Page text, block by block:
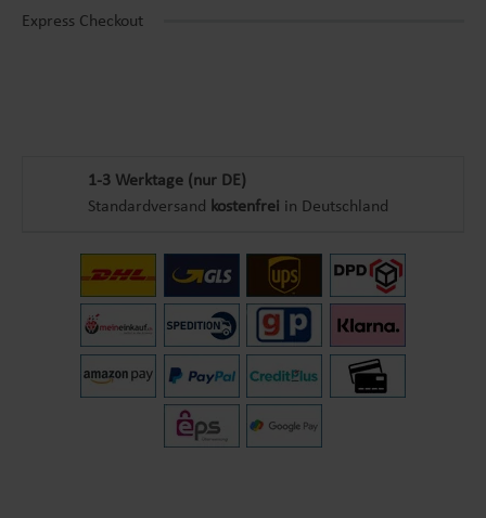
Express Checkout
1-3 Werktage (nur DE)
Standardversand kostenfrei in Deutschland